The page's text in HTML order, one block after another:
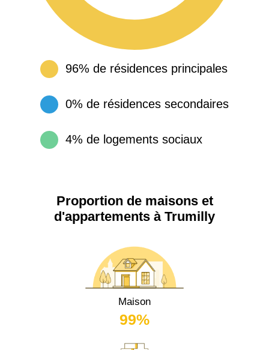
96% de résidences principales
0% de résidences secondaires
4% de logements sociaux
Proportion de maisons et
d'appartements à Trumilly
Maison
99%